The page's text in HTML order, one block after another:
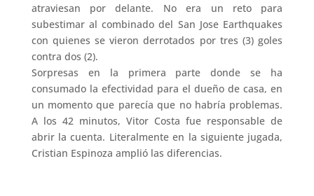
atraviesan por delante. No era un reto para
subestimar al combinado del San Jose Earthquakes
con quienes se vieron derrotados por tres (3) goles
contra dos (2).
Sorpresas en la primera parte donde se ha
consumado la efectividad para el dueño de casa, en
un momento que parecía que no habría problemas.
A los 42 minutos, Vitor Costa fue responsable de
abrir la cuenta. Literalmente en la siguiente jugada,
Cristian Espinoza amplió las diferencias.